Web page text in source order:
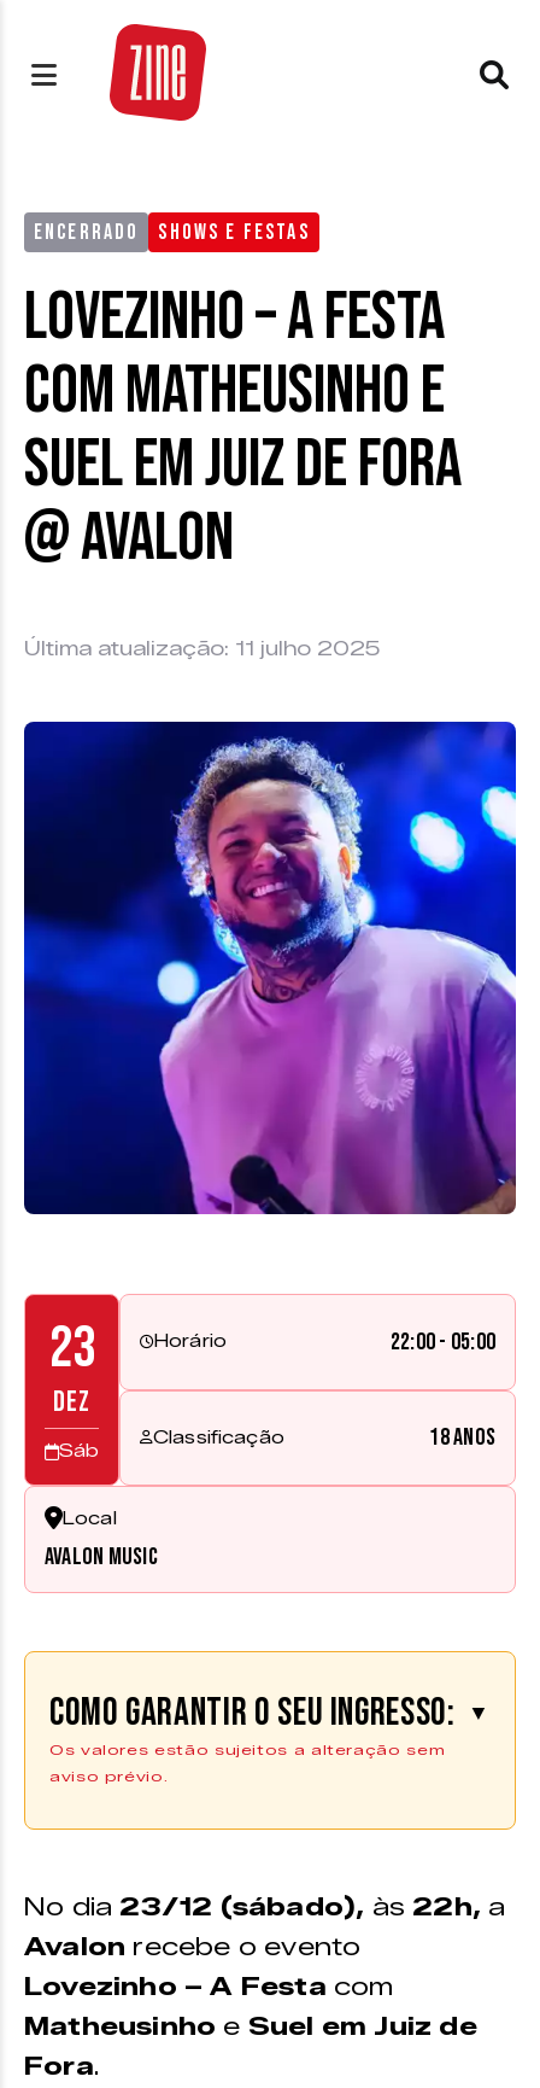
ENCERRADO SHOWS E FESTAS
Lovezinho – A Festa
com Matheusinho e
Suel em Juiz de Fora
@ Avalon
Última atualização: 11 julho 2025
23
DEZ
Sáb
Horário 22:00 - 05:00
Classificação 18 anos
Local
Avalon Music
Como garantir o seu ingresso: ▼
Os valores estão sujeitos a alteração sem
aviso prévio.
No dia 23/12 (sábado), às 22h, a
Avalon recebe o evento
Lovezinho – A Festa com
Matheusinho e Suel em Juiz de
Fora.